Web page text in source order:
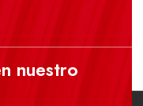
nuestro